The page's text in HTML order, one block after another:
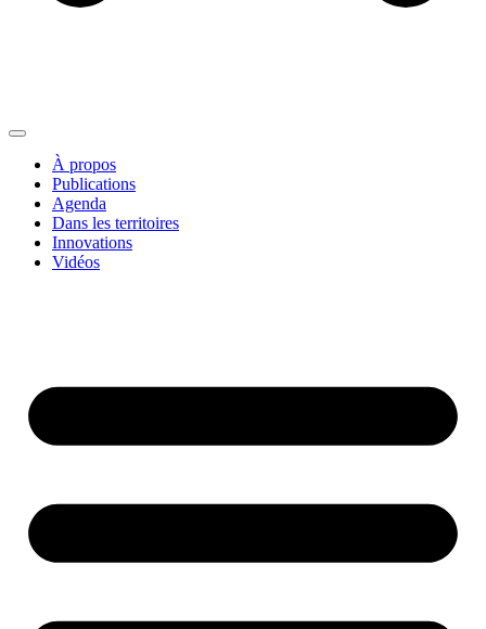
À propos
Publications
Agenda
Dans les territoires
Innovations
Vidéos